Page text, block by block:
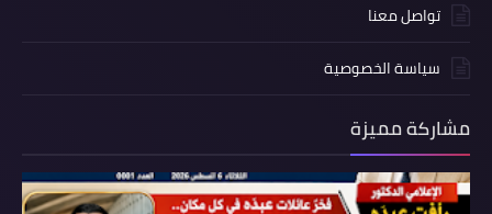
تواصل معنا
سياسة الخصوصية
مشاركة مميزة